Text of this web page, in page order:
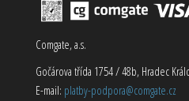
Comgate, a.s.
Gočárova třída 1754 / 48b, Hradec
E-mail: platby-podpora@comgate.cz